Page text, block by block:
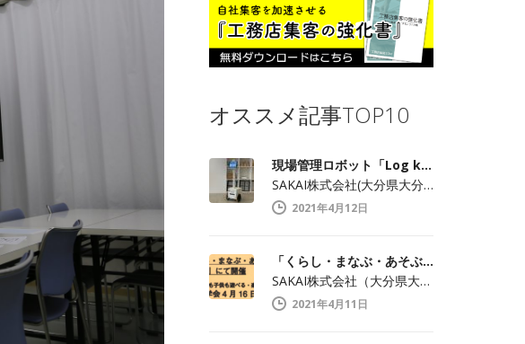
オススメ記事TOP10
現場管理ロボット「Log kun（ログくん）」のメディア向け見学会開催します！
SAKAI株式会社(大分県大分市中戸次／…
2021年4月12日
「くらし・まなぶ・あそぶ・つくろう おおいた」でメディア見学会開催！
SAKAI株式会社（大分県大分市中戸次／…
2021年4月11日